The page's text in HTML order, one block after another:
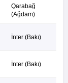
Qarabağ
(Ağdam)
İnter (Bakı)
İnter (Bakı)